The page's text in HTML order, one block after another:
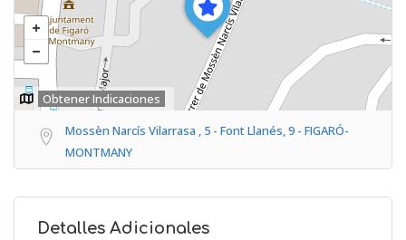
Obtener Indicaciones
Mossèn Narcís Vilarrasa , 5 - Font Llanés, 9 - FIGARÓ-
MONTMANY
Detalles Adicionales